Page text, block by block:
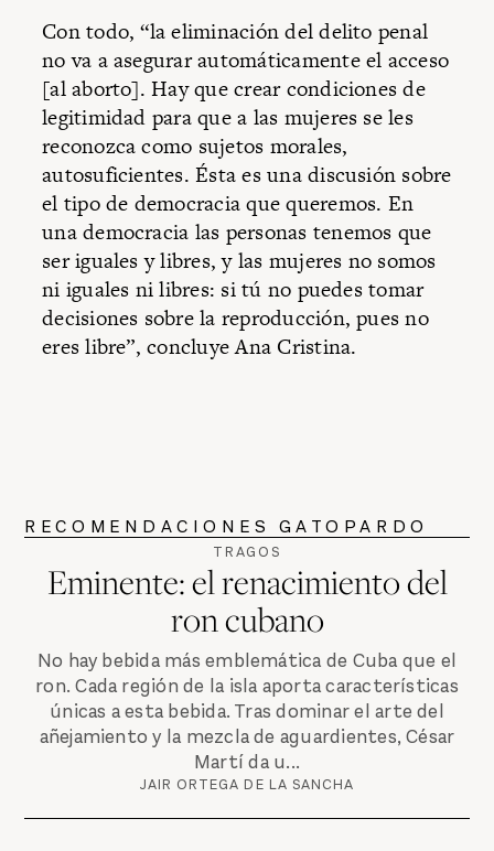
Con todo, “la eliminación del delito penal
no va a asegurar automáticamente el acceso
[al aborto]. Hay que crear condiciones de
legitimidad para que a las mujeres se les
reconozca como sujetos morales,
autosuficientes. Ésta es una discusión sobre
el tipo de democracia que queremos. En
una democracia las personas tenemos que
ser iguales y libres, y las mujeres no somos
ni iguales ni libres: si tú no puedes tomar
decisiones sobre la reproducción, pues no
eres libre”, concluye Ana Cristina.
RECOMENDACIONES GATOPARDO
TRAGOS
Eminente: el renacimiento del
ron cubano
No hay bebida más emblemática de Cuba que el
ron. Cada región de la isla aporta características
únicas a esta bebida. Tras dominar el arte del
añejamiento y la mezcla de aguardientes, César
Martí da u...
JAIR ORTEGA DE LA SANCHA